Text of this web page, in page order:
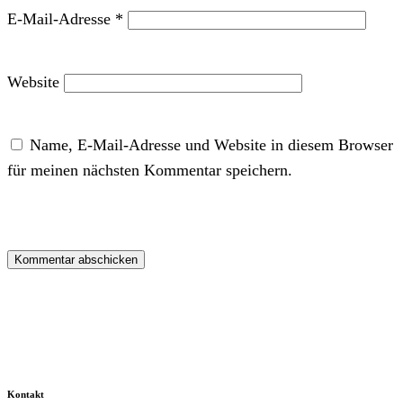
E-Mail-Adresse *
Website
Name, E-Mail-Adresse und Website in diesem Browser
für meinen nächsten Kommentar speichern.
Kontakt